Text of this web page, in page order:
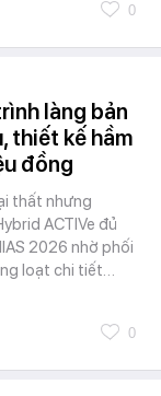
0
làng bản
thiết kế hầm
đồng
thất nhưng
ACTIVe đủ
2026 nhờ phối
loạt chi tiết…
0